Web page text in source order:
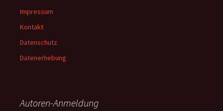
Impressum
Kontakt
Datenschutz
Datenerhebung
Autoren-Anmeldung